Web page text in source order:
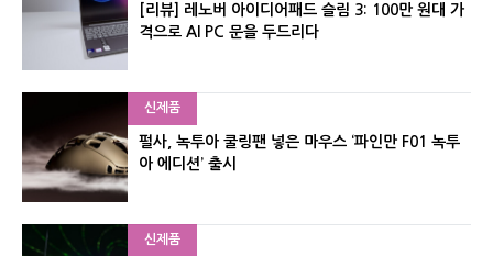
[리뷰] 레노버 아이디어패드 슬림 3: 100만 원대 가
격으로 AI PC 문을 두드리다
신제품
펄사, 녹투아 쿨링팬 넣은 마우스 ‘파인만 F01 녹투
아 에디션’ 출시
신제품